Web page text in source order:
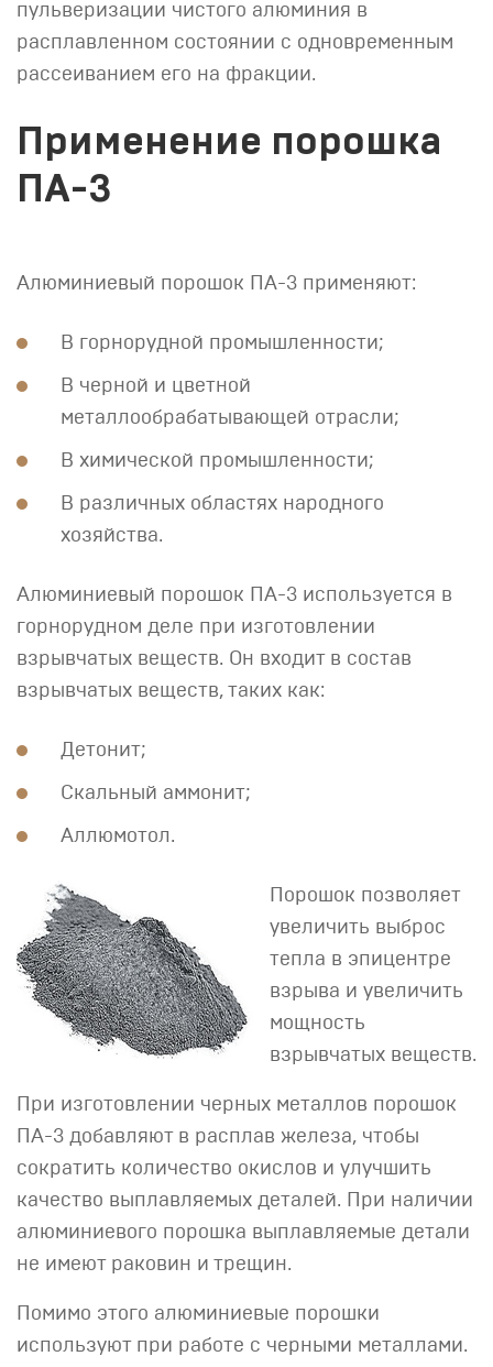
пульверизации чистого алюминия в
расплавленном состоянии с одновременным
рассеиванием его на фракции.
Применение порошка
ПА-3
Алюминиевый порошок ПА-3 применяют:
В горнорудной промышленности;
В черной и цветной
металлообрабатывающей отрасли;
В химической промышленности;
В различных областях народного
хозяйства.
Алюминиевый порошок ПА-3 используется в
горнорудном деле при изготовлении
взрывчатых веществ. Он входит в состав
взрывчатых веществ, таких как:
Детонит;
Скальный аммонит;
Аллюмотол.
Порошок позволяет
увеличить выброс
тепла в эпицентре
взрыва и увеличить
мощность
взрывчатых веществ.
При изготовлении черных металлов порошок
ПА-3 добавляют в расплав железа, чтобы
сократить количество окислов и улучшить
качество выплавляемых деталей. При наличии
алюминиевого порошка выплавляемые детали
не имеют раковин и трещин.
Помимо этого алюминиевые порошки
используют при работе с черными металлами.